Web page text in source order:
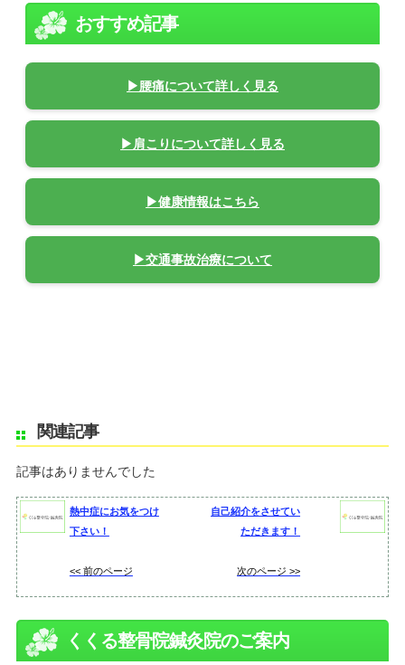
おすすめ記事
▶腰痛について詳しく見る
▶肩こりについて詳しく見る
▶健康情報はこちら
▶交通事故治療について
関連記事
記事はありませんでした
熱中症にお気をつけ
下さい！
<< 前のページ
自己紹介をさせてい
ただきます！
次のページ >>
くくる整骨院鍼灸院のご案内